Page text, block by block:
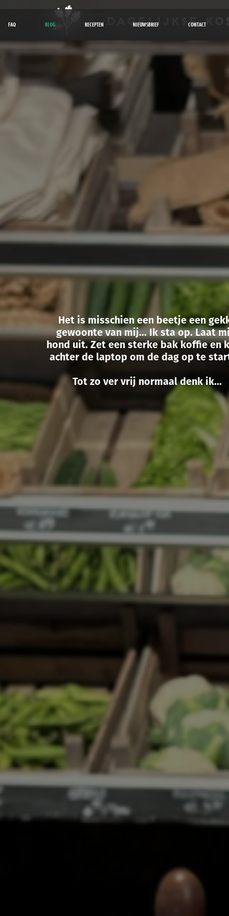
FAQ BLOG RECEPTEN NIEUWSBRIEF CONTACT
Het is misschien een beetje een
gewoonte van mij... Ik sta op. Laat
hond uit. Zet een sterke bak koffie en
achter de laptop om de dag op te
Tot zo ver vrij normaal denk ik...